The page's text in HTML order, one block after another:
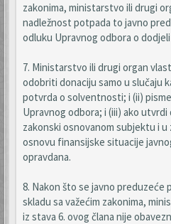
zakonima, ministarstvo ili drugi
nadležnost potpada to javno
odluku Upravnog odbora o
7. Ministarstvo ili drugi organ
odobriti donaciju samo u slučaju
potvrda o solventnosti; i (ii)
Upravnog odbora; i (iii) ako
zakonski osnovanom subjektu i
osnovu finansijske situacije
opravdana.
8. Nakon što se javno preduzeće
skladu sa važećim zakonima,
iz stava 6. ovog člana nije